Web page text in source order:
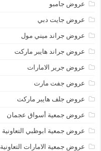
عروض جامبو
عروض جايت دبي
عروض جراند ميني مول
عروض جراند هايبر ماركت
عروض جرير الامارات
عروض جفت مارت
عروض جلف هايبر ماركت
عروض جمعية أسواق عجمان
عروض جمعية ابوظبي التعاونية
عروض جمعية الامارات التعاونية